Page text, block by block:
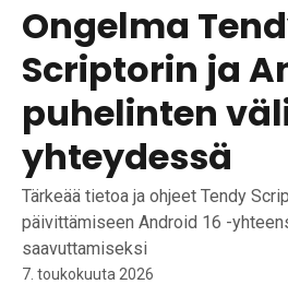
Ongelma
Scriptorin ja
puhelinten
yhteydessä
Tärkeää tietoa ja ohjeet Tendy
päivittämiseen Android 16 -
saavuttamiseksi
7. toukokuuta 2026